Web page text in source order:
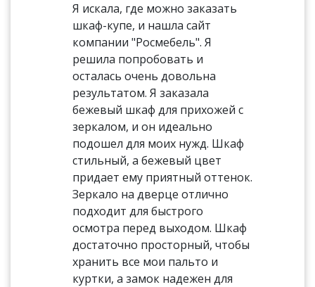
Я искала, где можно заказать
шкаф-купе, и нашла сайт
компании "Росмебель". Я
решила попробовать и
осталась очень довольна
результатом. Я заказала
бежевый шкаф для прихожей с
зеркалом, и он идеально
подошел для моих нужд. Шкаф
стильный, а бежевый цвет
придает ему приятный оттенок.
Зеркало на дверце отлично
подходит для быстрого
осмотра перед выходом. Шкаф
достаточно просторный, чтобы
хранить все мои пальто и
куртки, а замок надежен для